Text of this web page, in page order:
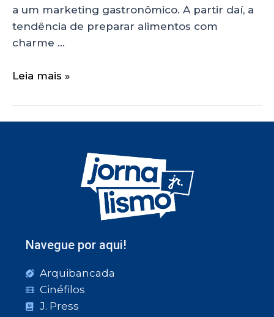
a um marketing gastronômico. A partir daí, a
tendência de preparar alimentos com
charme …
Leia mais »
Navegue por aqui!
Arquibancada
Cinéfilos
J. Press